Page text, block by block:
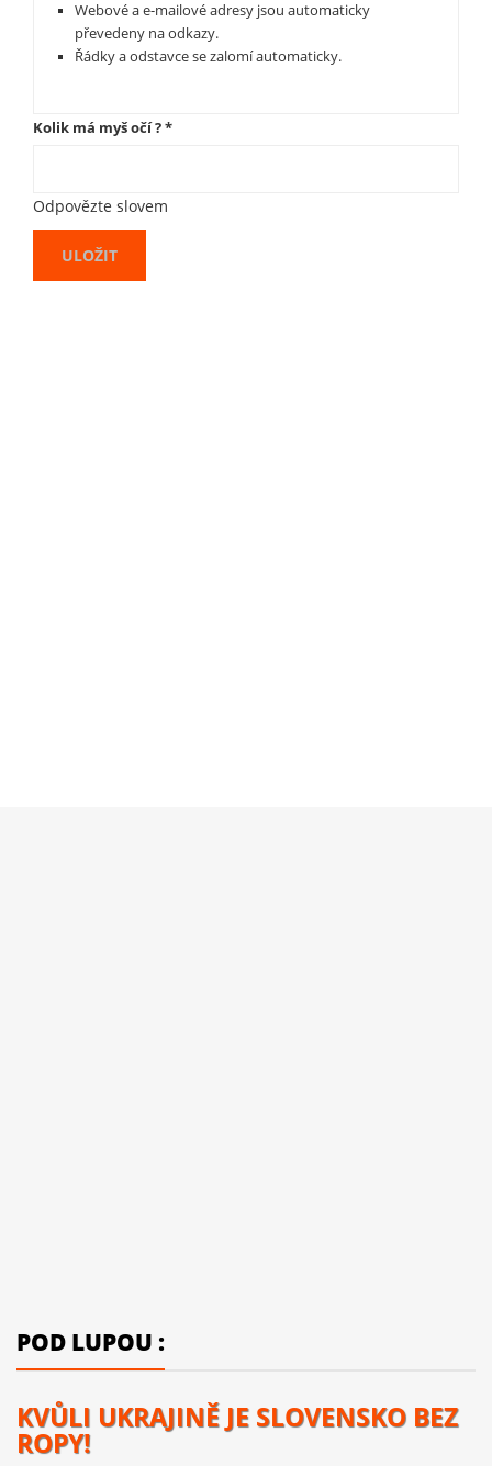
Webové a e-mailové adresy jsou automaticky
převedeny na odkazy.
Řádky a odstavce se zalomí automaticky.
Kolik má myš očí ?*
Odpovězte slovem
POD LUPOU :
KVŮLI UKRAJINĚ JE SLOVENSKO BEZ
ROPY!